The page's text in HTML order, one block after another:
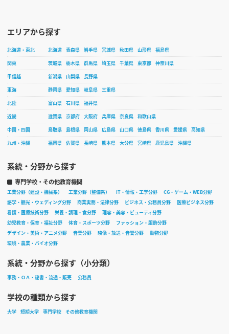
エリアから探す
北海道・東北 北海道 青森県 岩手県 宮城県 秋田県 山形県
福島県
関東
茨城県 栃木県 群馬県 埼玉県 千葉県 東京都
神奈川県
甲信越
新潟県 山梨県
長野県
東海
静岡県 愛知県 岐阜県
三重県
北陸
富山県 石川県
福井県
近畿
滋賀県 京都府 大阪府 兵庫県 奈良県
和歌山県
中国・四国
鳥取県 島根県 岡山県 広島県 山口県 徳島県 香川県 愛媛県
高知県
九州・沖縄
福岡県 佐賀県 長崎県 熊本県 大分県 宮崎県 鹿児島県 沖縄県
系統・分野から探す
専門学校・その他教育機関
工業分野（建設・機械系） 工業分野（整備系） IT・情報・工学分野
CG・ゲーム・WEB分野
語学・観光・ウェディング分野
商業実務・法律分野 ビジネス・公務員分野
医療ビジネス分野
看護・医療技術分野
栄養・調理・食分野
理容・美容・ビューティ分野
幼児教育・保育・福祉分野
体育・スポーツ分野
ファッション・服飾分野
デザイン・美術・アニメ分野
音楽分野 映像・放送・音響分野
動物分野
環境・農業・バイオ分野
系統・分野から探す（小分類）
事務・ＯＡ・秘書・流通・販売 公務員
学校の種類から探す
大学 短期大学 専門学校 その他教育機関